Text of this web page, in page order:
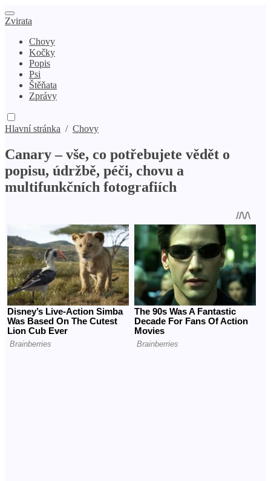
Zvirata
Chovy
Kočky
Popis
Psi
Štěňata
Zprávy
Hlavní stránka / Chovy
Canary – vše, co potřebujete vědět o
popisu, údržbě, péči, chovu a
multifunkčních fotografiích